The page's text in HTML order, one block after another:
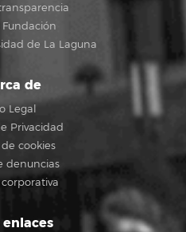
Fundación
de La Laguna
de
Legal
Privacidad
cookies
denuncias